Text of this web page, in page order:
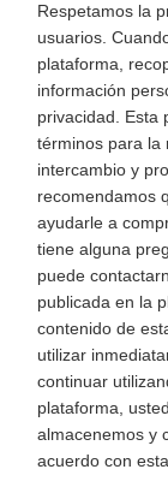
Respetamos la
usuarios.
plataforma,
información
privacidad. Esta
términos para la
intercambio y
recomendamos
ayudarle a
tiene alguna
puede
publicada en la
contenido de
utilizar
continuar
plataforma,
almacenemos y
acuerdo con